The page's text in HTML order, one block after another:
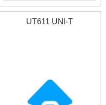
UT611 UNI-T